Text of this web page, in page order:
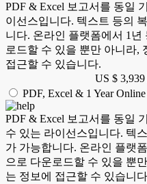
PDF & Excel 보고서를 동일
이선스입니다. 텍스트 등의
니다. 온라인 플랫폼에서 1
로드할 수 있을 뿐만 아니라,
접근할 수 있습니다.
US $ 3,939
PDF, Excel & 1 Year
PDF & Excel 보고서를 동일
수 있는 라이선스입니다. 텍
가 가능합니다. 온라인 플랫
으로 다운로드할 수 있을 뿐
는 정보에 접근할 수 있습니